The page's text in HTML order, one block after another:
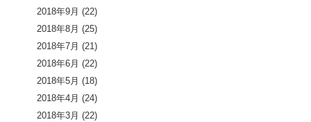
2018年9月 (22)
2018年8月 (25)
2018年7月 (21)
2018年6月 (22)
2018年5月 (18)
2018年4月 (24)
2018年3月 (22)